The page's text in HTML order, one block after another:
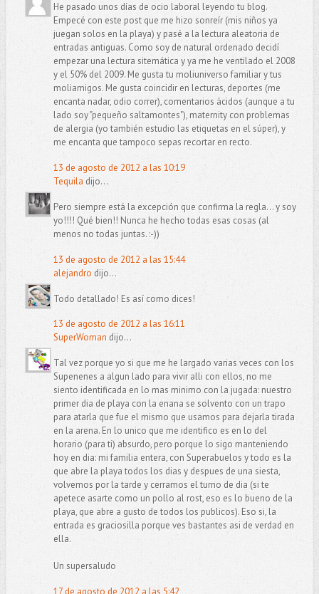
He pasado unos días de ocio laboral leyendo tu blog.
Empecé con este post que me hizo sonreír (mis niños ya
juegan solos en la playa) y pasé a la lectura aleatoria de
entradas antiguas. Como soy de natural ordenado decidí
empezar una lectura sitemática y ya me he ventilado el 2008
y el 50% del 2009. Me gusta tu moliuniverso familiar y tus
moliamigos. Me gusta coincidir en lecturas, deportes (me
encanta nadar, odio correr), comentarios ácidos (aunque a tu
lado soy "pequeño saltamontes"), maternity con problemas
de alergia (yo también estudio las etiquetas en el súper), y
me encanta que tampoco sepas recortar en recto.
13 de agosto de 2012 a las 10:19
Tequila dijo...
Pero siempre está la excepción que confirma la regla... y soy
yo!!!! Qué bien!! Nunca he hecho todas esas cosas (al
menos no todas juntas. :-))
13 de agosto de 2012 a las 15:44
alejandro dijo...
Todo detallado! Es así como dices!
13 de agosto de 2012 a las 16:11
SuperWoman dijo...
Tal vez porque yo si que me he largado varias veces con los
Supenenes a algun lado para vivir alli con ellos, no me
siento identificada en lo mas minimo con la jugada: nuestro
primer dia de playa con la enana se solvento con un trapo
para atarla que fue el mismo que usamos para dejarla tirada
en la arena. En lo unico que me identifico es en lo del
horario (para ti) absurdo, pero porque lo sigo manteniendo
hoy en dia: mi familia entera, con Superabuelos y todo es la
que abre la playa todos los dias y despues de una siesta,
volvemos por la tarde y cerramos el turno de dia (si te
apetece asarte como un pollo al rost, eso es lo bueno de la
playa, que abre a gusto de todos los publicos). Eso si, la
entrada es graciosilla porque ves bastantes asi de verdad en
ella.
Un supersaludo